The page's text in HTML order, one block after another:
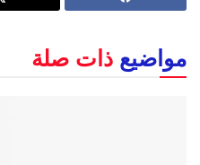
مواضيع ذات صلة